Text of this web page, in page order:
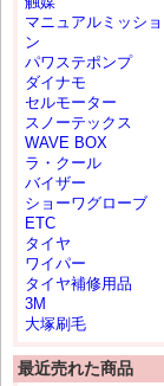
マニュアルミッショ
ン
パワステポンプ
ダイナモ
セルモーター
スノーテックス
WAVE BOX
ラ・クール
バイザー
ショーワグローブ
ETC
タイヤ
ワイパー
タイヤ補修用品
3M
大塚刷毛
最近売れた商品